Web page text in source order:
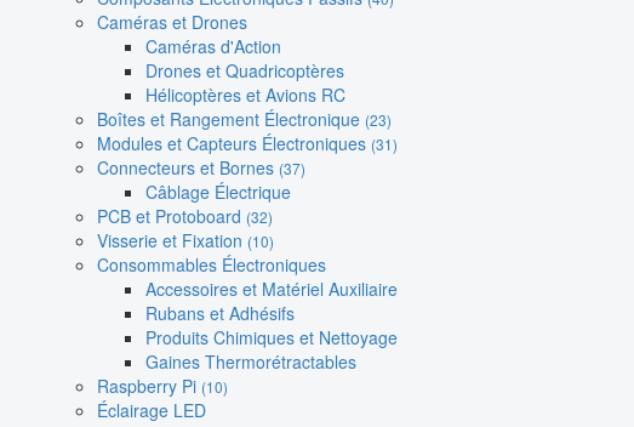
Caméras et Drones
Caméras d'Action
Drones et Quadricoptères
Hélicoptères et Avions RC
Boîtes et Rangement Électronique (23)
Modules et Capteurs Électroniques (31)
Connecteurs et Bornes (37)
Câblage Électrique
PCB et Protoboard (32)
Visserie et Fixation (10)
Consommables Électroniques
Accessoires et Matériel Auxiliaire
Rubans et Adhésifs
Produits Chimiques et Nettoyage
Gaines Thermorétractables
Raspberry Pi (10)
Éclairage LED